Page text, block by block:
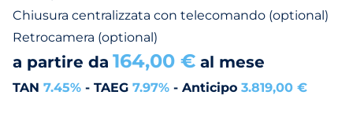
Chiusura centralizzata con telecomando (optional)
Retrocamera (optional)
a partire da 164,00 € al mese
TAN 7.45% - TAEG 7.97% - Anticipo 3.819,00 €